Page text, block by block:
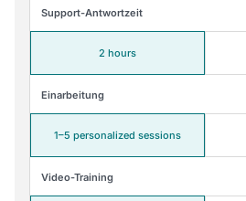
Support-Antwortzeit
2 hours
Einarbeitung
1–5 personalized sessions
Video-Training